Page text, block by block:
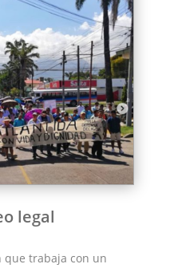
legal
que trabaja con un